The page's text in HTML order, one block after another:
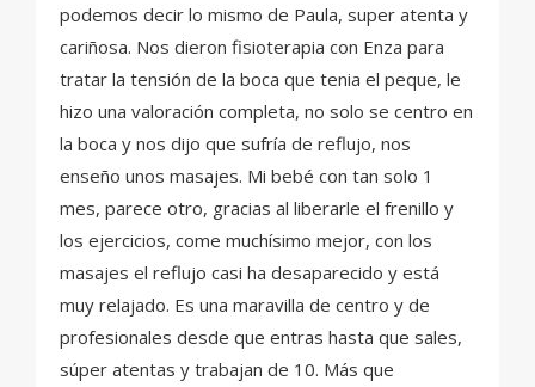
podemos decir lo mismo de Paula, super atenta y
cariñosa. Nos dieron fisioterapia con Enza para
tratar la tensión de la boca que tenia el peque, le
hizo una valoración completa, no solo se centro en
la boca y nos dijo que sufría de reflujo, nos
enseño unos masajes. Mi bebé con tan solo 1
mes, parece otro, gracias al liberarle el frenillo y
los ejercicios, come muchísimo mejor, con los
masajes el reflujo casi ha desaparecido y está
muy relajado. Es una maravilla de centro y de
profesionales desde que entras hasta que sales,
súper atentas y trabajan de 10. Más que